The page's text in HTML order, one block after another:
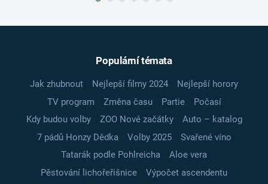
Populární témata
Jak zhubnout Nejlepší filmy 2024
Nejlepší horory
TV program
Změna času Partie
Počasí
Kdy budou volby
ZOO Nové začátky
Auto – katalog
7 pádů Honzy Dědka
Volby 2025
Svařené víno
Tatarák podle Pohlreicha
Aloe vera
Pěstování lichořeřišnice
Výpočet ascendentu